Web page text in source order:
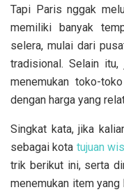
Tapi Paris nggak
memiliki banyak
selera, mulai dari
tradisional. Selain
menemukan toko-
dengan harga yang
Singkat kata, jika
sebagai kota tujuan
trik berikut ini, serta
menemukan item